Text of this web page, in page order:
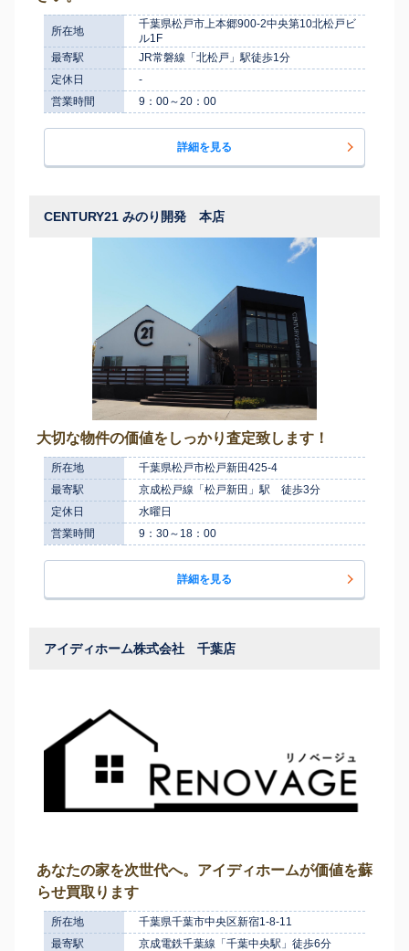
所在地
千葉県松戸市上本郷900-2中央第10北松戸ビ
ル1F
最寄駅
JR常磐線「北松戸」駅徒歩1分
定休日
-
営業時間
9：00～20：00
詳細を見る
CENTURY21 みのり開発 本店
大切な物件の価値をしっかり査定致します！
所在地
千葉県松戸市松戸新田425-4
最寄駅
京成松戸線「松戸新田」駅 徒歩3分
定休日
水曜日
営業時間
9：30～18：00
詳細を見る
アイディホーム株式会社 千葉店
あなたの家を次世代へ。アイディホームが価値を蘇
らせ買取ります
所在地
千葉県千葉市中央区新宿1-8-11
最寄駅
京成電鉄千葉線「千葉中央駅」徒歩6分